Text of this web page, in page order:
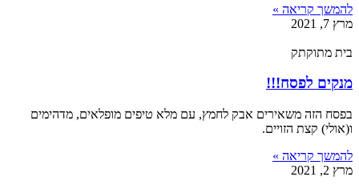
להמשך קריאה »
מרץ 7, 2021
בית מתוקתק
מנקים לפסח!!!
בפסח הזה משאירים אבק לחמץ, עם מלא טיפים מופלאים, מדהימים
ו(אולי) קצת הזויים.
להמשך קריאה »
מרץ 2, 2021